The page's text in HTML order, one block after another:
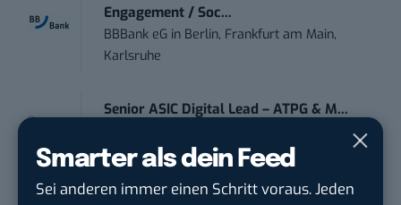
Smarter als dein Feed
Sei anderen immer einen Schritt voraus. Jeden
Engagement / Soc...
BBBank eG in Berlin, Frankfurt am Main,
Karlsruhe
Senior ASIC Digital Lead – ATPG & M...
Volontärin / Volontär für